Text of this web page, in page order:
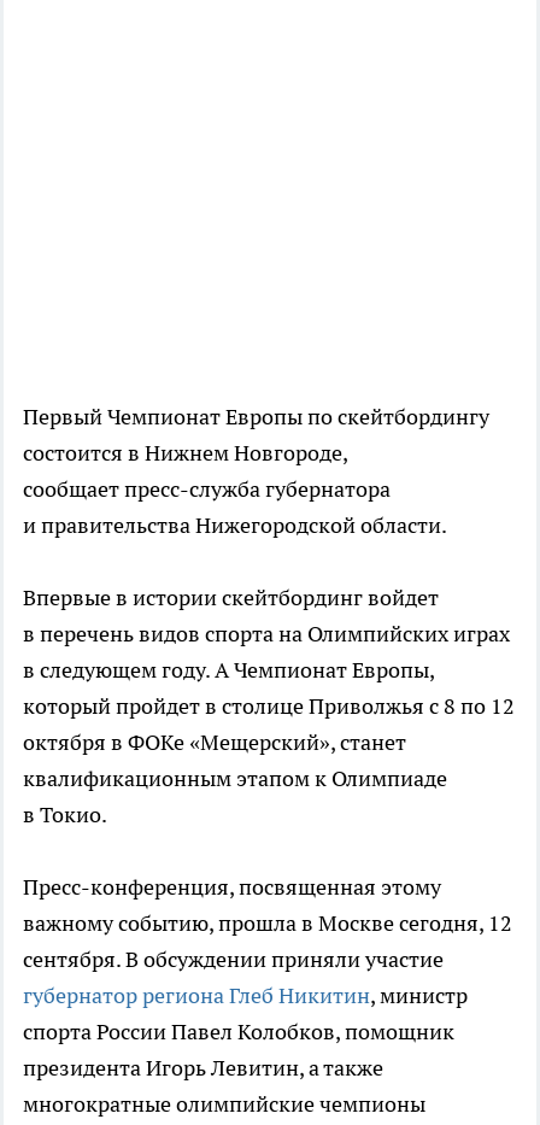
Первый Чемпионат Европы по скейтбордингу
состоится в Нижнем Новгороде,
сообщает пресс-служба губернатора
и правительства Нижегородской области.
Впервые в истории скейтбординг войдет
в перечень видов спорта на Олимпийских играх
в следующем году. А Чемпионат Европы,
который пройдет в столице Приволжья с 8 по 12
октября в ФОКе «Мещерский», станет
квалификационным этапом к Олимпиаде
в Токио.
Пресс-конференция, посвященная этому
важному событию, прошла в Москве сегодня, 12
сентября. В обсуждении приняли участие
губернатор региона Глеб Никитин, министр
спорта России Павел Колобков, помощник
президента Игорь Левитин, а также
многократные олимпийские чемпионы